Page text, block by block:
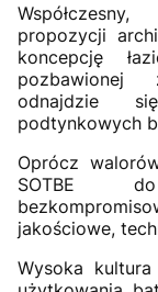
propozycji
koncepcję
pozbawionej
odnajdzie
podtynkowych
Oprócz
SOTBE
jakościowe,
Wysoka